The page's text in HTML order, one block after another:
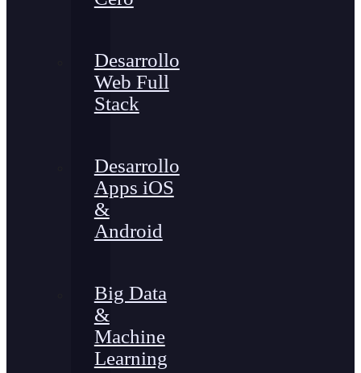
Desarrollo
Web Full
Stack
Desarrollo
Apps iOS
&
Android
Big Data
&
Machine
Learning